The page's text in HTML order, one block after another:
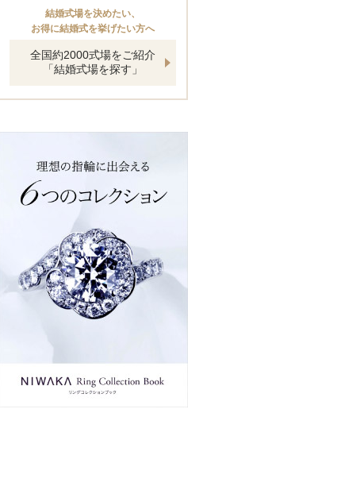
結婚式場を決めたい、
お得に結婚式を挙げたい方へ
全国約2000式場をご紹介
「結婚式場を探す」